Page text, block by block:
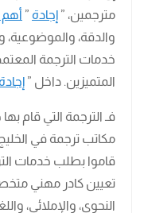
مترجمين، ” إجادة ”
والدقة، والموضوعية،
خدمات الترجمة
المتميزين. داخل ” إجادة
فـ الترجمة التي قام
مكاتب ترجمة في
قاموا بطلب خدمات
تعيين كادر مهني
النحوي، والإملائي،